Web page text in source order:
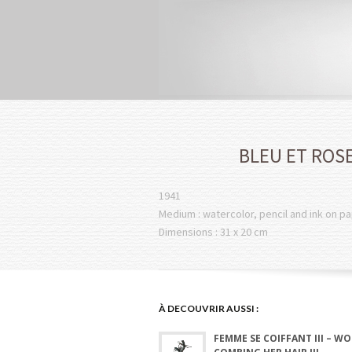
BLEU ET
1941
Medium : watercolor, pencil and ink on
Dimensions : 31 x 20 cm
À DECOUVRIR AUSSI :
FEMME SE COIFFANT III –